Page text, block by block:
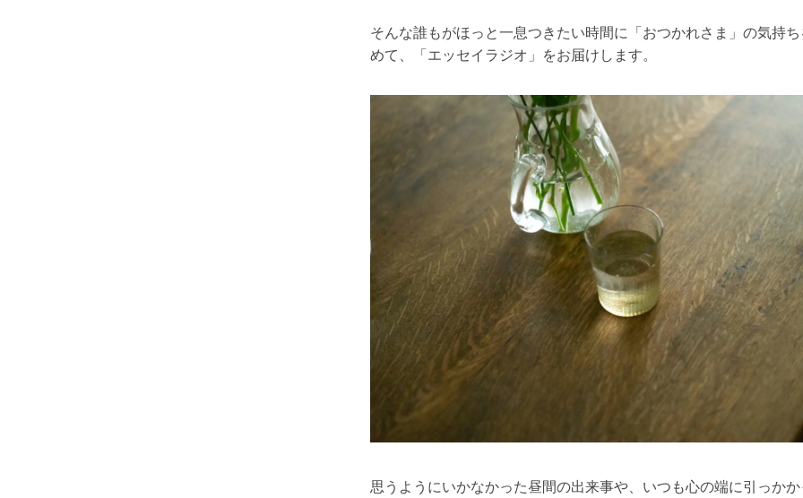
そんな誰もがほっと一息つきたい時間に「おつかれさま」の気持
めて、「エッセイラジオ」をお届けします。
思うようにいかなかった昼間の出来事や、いつも心の端に引っか